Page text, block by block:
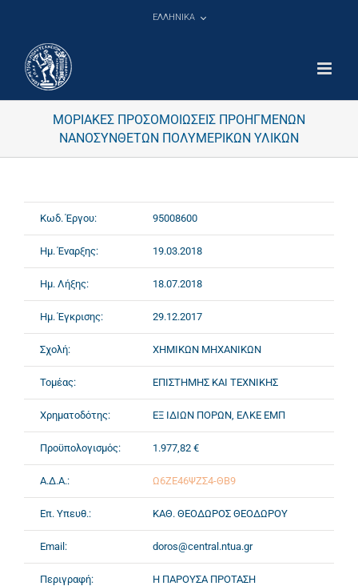
ΕΛΛΗΝΙΚΑ
ΜΟΡΙΑΚΕΣ ΠΡΟΣΟΜΟΙΩΣΕΙΣ ΠΡΟΗΓΜΕΝΩΝ
ΝΑΝΟΣΥΝΘΕΤΩΝ ΠΟΛΥΜΕΡΙΚΩΝ ΥΛΙΚΩΝ
Κωδ. Έργου: 95008600
Ημ. Έναρξης: 19.03.2018
Ημ. Λήξης: 18.07.2018
Ημ. Έγκρισης: 29.12.2017
Σχολή: ΧΗΜΙΚΩΝ ΜΗΧΑΝΙΚΩΝ
Τομέας: ΕΠΙΣΤΗΜΗΣ ΚΑΙ ΤΕΧΝΙΚΗΣ
Χρηματοδότης: ΕΞ ΙΔΙΩΝ ΠΟΡΩΝ, ΕΛΚΕ ΕΜΠ
Προϋπολογισμός: 1.977,82 €
Α.Δ.Α.: Ω6ΖΕ46ΨΖΣ4-ΘΒ9
Επ. Υπευθ.: ΚΑΘ. ΘΕΟΔΩΡΟΣ ΘΕΟΔΩΡΟΥ
Email: doros@central.ntua.gr
Περιγραφή:
Η ΠΑΡΟΥΣΑ ΠΡΟΤΑΣΗ